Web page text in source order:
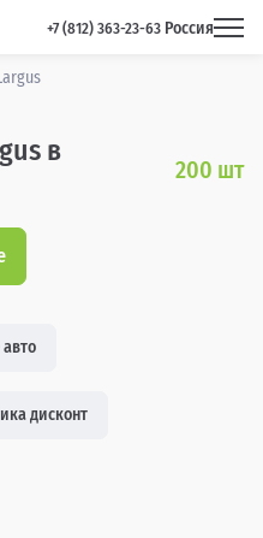
+7 (812) 363-23-63 Россия
в
200 шт
дисконт